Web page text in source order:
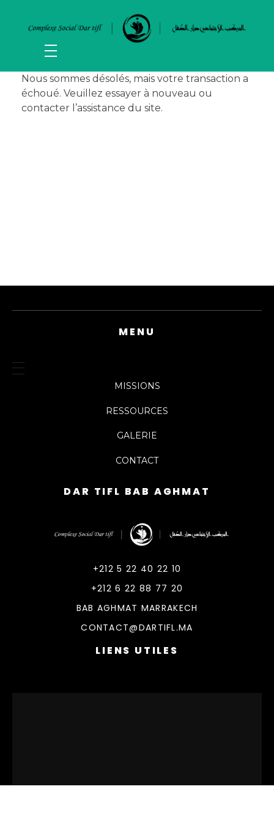
Nous sommes désolés, mais votre transaction a
échoué. Veuillez essayer à nouveau ou
contacter l’assistance du site.
MENU
MISSIONS
RESSOURCES
GALERIE
CONTACT
DAR TIFL BAB AGHMAT
+212 5 22 40 22 10
+212 6 22 88 77 20
BAB AGHMAT MARRAKECH
CONTACT@DARTIFL.MA
LIENS UTILES